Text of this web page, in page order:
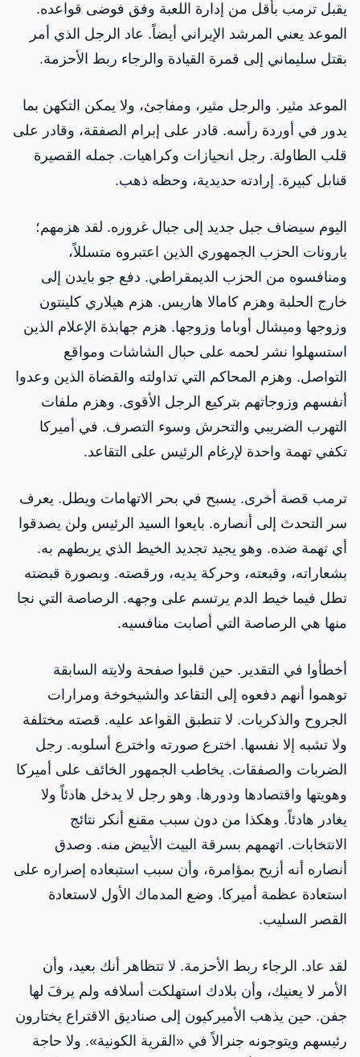
يقبل ترمب بأقل من إدارة اللعبة وفق فوضى قواعده.
الموعد يعني المرشد الإيراني أيضاً. عاد الرجل الذي أمر
بقتل سليماني إلى قمرة القيادة والرجاء ربط الأحزمة.
الموعد مثير. والرجل مثير، ومفاجئ، ولا يمكن التكهن بما
يدور في أوردة رأسه. قادر على إبرام الصفقة، وقادر على
قلب الطاولة. رجل انحيازات وكراهيات. جمله القصيرة
قنابل كبيرة. إرادته حديدية، وحظه ذهب.
اليوم سيضاف جبل جديد إلى جبال غروره. لقد هزمهم؛
بارونات الحزب الجمهوري الذين اعتبروه متسللاً،
ومنافسوه من الحزب الديمقراطي. دفع جو بايدن إلى
خارج الحلبة وهزم كامالا هاريس. هزم هيلاري كلينتون
وزوجها وميشال أوباما وزوجها. هزم جهابذة الإعلام الذين
استسهلوا نشر لحمه على حبال الشاشات ومواقع
التواصل. وهزم المحاكم التي تداولته والقضاة الذين وعدوا
أنفسهم وزوجاتهم بتركيع الرجل الأقوى. وهزم ملفات
التهرب الضريبي والتحرش وسوء التصرف. في أميركا
تكفي تهمة واحدة لإرغام الرئيس على التقاعد.
ترمب قصة أخرى. يسبح في بحر الاتهامات ويطل. يعرف
سر التحدث إلى أنصاره. بايعوا السيد الرئيس ولن يصدقوا
أي تهمة ضده. وهو يجيد تجديد الخيط الذي يربطهم به.
بشعاراته، وقبعته، وحركة يديه، ورقصته. وبصورة قبضته
تطل فيما خيط الدم يرتسم على وجهه. الرصاصة التي نجا
منها هي الرصاصة التي أصابت منافسيه.
أخطأوا في التقدير. حين قلبوا صفحة ولايته السابقة
توهموا أنهم دفعوه إلى التقاعد والشيخوخة ومرارات
الجروح والذكريات. لا تنطبق القواعد عليه. قصته مختلفة
ولا تشبه إلا نفسها. اخترع صورته واخترع أسلوبه. رجل
الضربات والصفقات. يخاطب الجمهور الخائف على أميركا
وهويتها واقتصادها ودورها. وهو رجل لا يدخل هادئاً ولا
يغادر هادئاً. وهكذا من دون سبب مقنع أنكر نتائج
الانتخابات. اتهمهم بسرقة البيت الأبيض منه. وصدق
أنصاره أنه أزيح بمؤامرة، وأن سبب استبعاده إصراره على
استعادة عظمة أميركا. وضع المدماك الأول لاستعادة
القصر السليب.
لقد عاد. الرجاء ربط الأحزمة. لا تتظاهر أنك بعيد، وأن
الأمر لا يعنيك، وأن بلادك استهلكت أسلافه ولم يرفَ لها
جفن. حين يذهب الأميركيون إلى صناديق الاقتراع يختارون
رئيسهم ويتوجونه جنرالاً في «القرية الكونية». ولا حاجة